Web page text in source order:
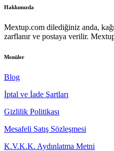
Hakkımızda
Mextup.com dilediğiniz anda,
zarflanır ve postaya verilir.
Menüler
Blog
İptal ve İade Şartları
Gizlilik Politikası
Mesafeli Satış Sözleşmesi
K.V.K.K. Aydınlatma Metni